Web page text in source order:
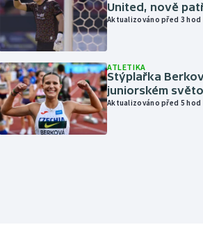
United, nově
Aktualizováno před 3 hod
ATLETIKA
Stýplařka
juniorském
Aktualizováno před 5 hod